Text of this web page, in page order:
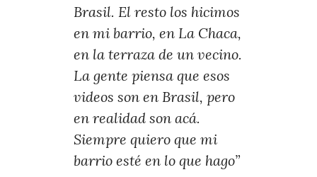
Brasil. El resto los hicimos
en mi barrio, en La Chaca,
en la terraza de un vecino.
La gente piensa que esos
videos son en Brasil, pero
en realidad son acá.
Siempre quiero que mi
barrio esté en lo que hago”